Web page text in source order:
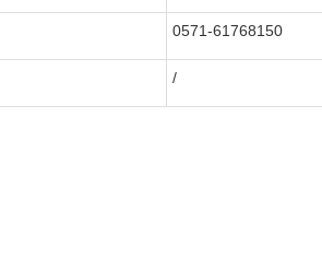
0571-61768150
/